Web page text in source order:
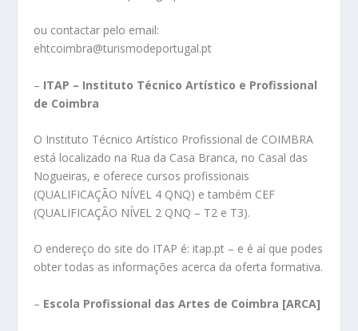
ou contactar pelo email:
ehtcoimbra@turismodeportugal.pt
– ITAP – Instituto Técnico Artístico e Profissional
de Coimbra
O Instituto Técnico Artístico Profissional de COIMBRA
está localizado na Rua da Casa Branca, no Casal das
Nogueiras, e oferece cursos profissionais
(QUALIFICAÇÃO NÍVEL 4 QNQ) e também CEF
(QUALIFICAÇÃO NÍVEL 2 QNQ – T2 e T3).
O endereço do site do ITAP é: itap.pt – e é aí que podes
obter todas as informações acerca da oferta formativa.
– Escola Profissional das Artes de Coimbra [ARCA]